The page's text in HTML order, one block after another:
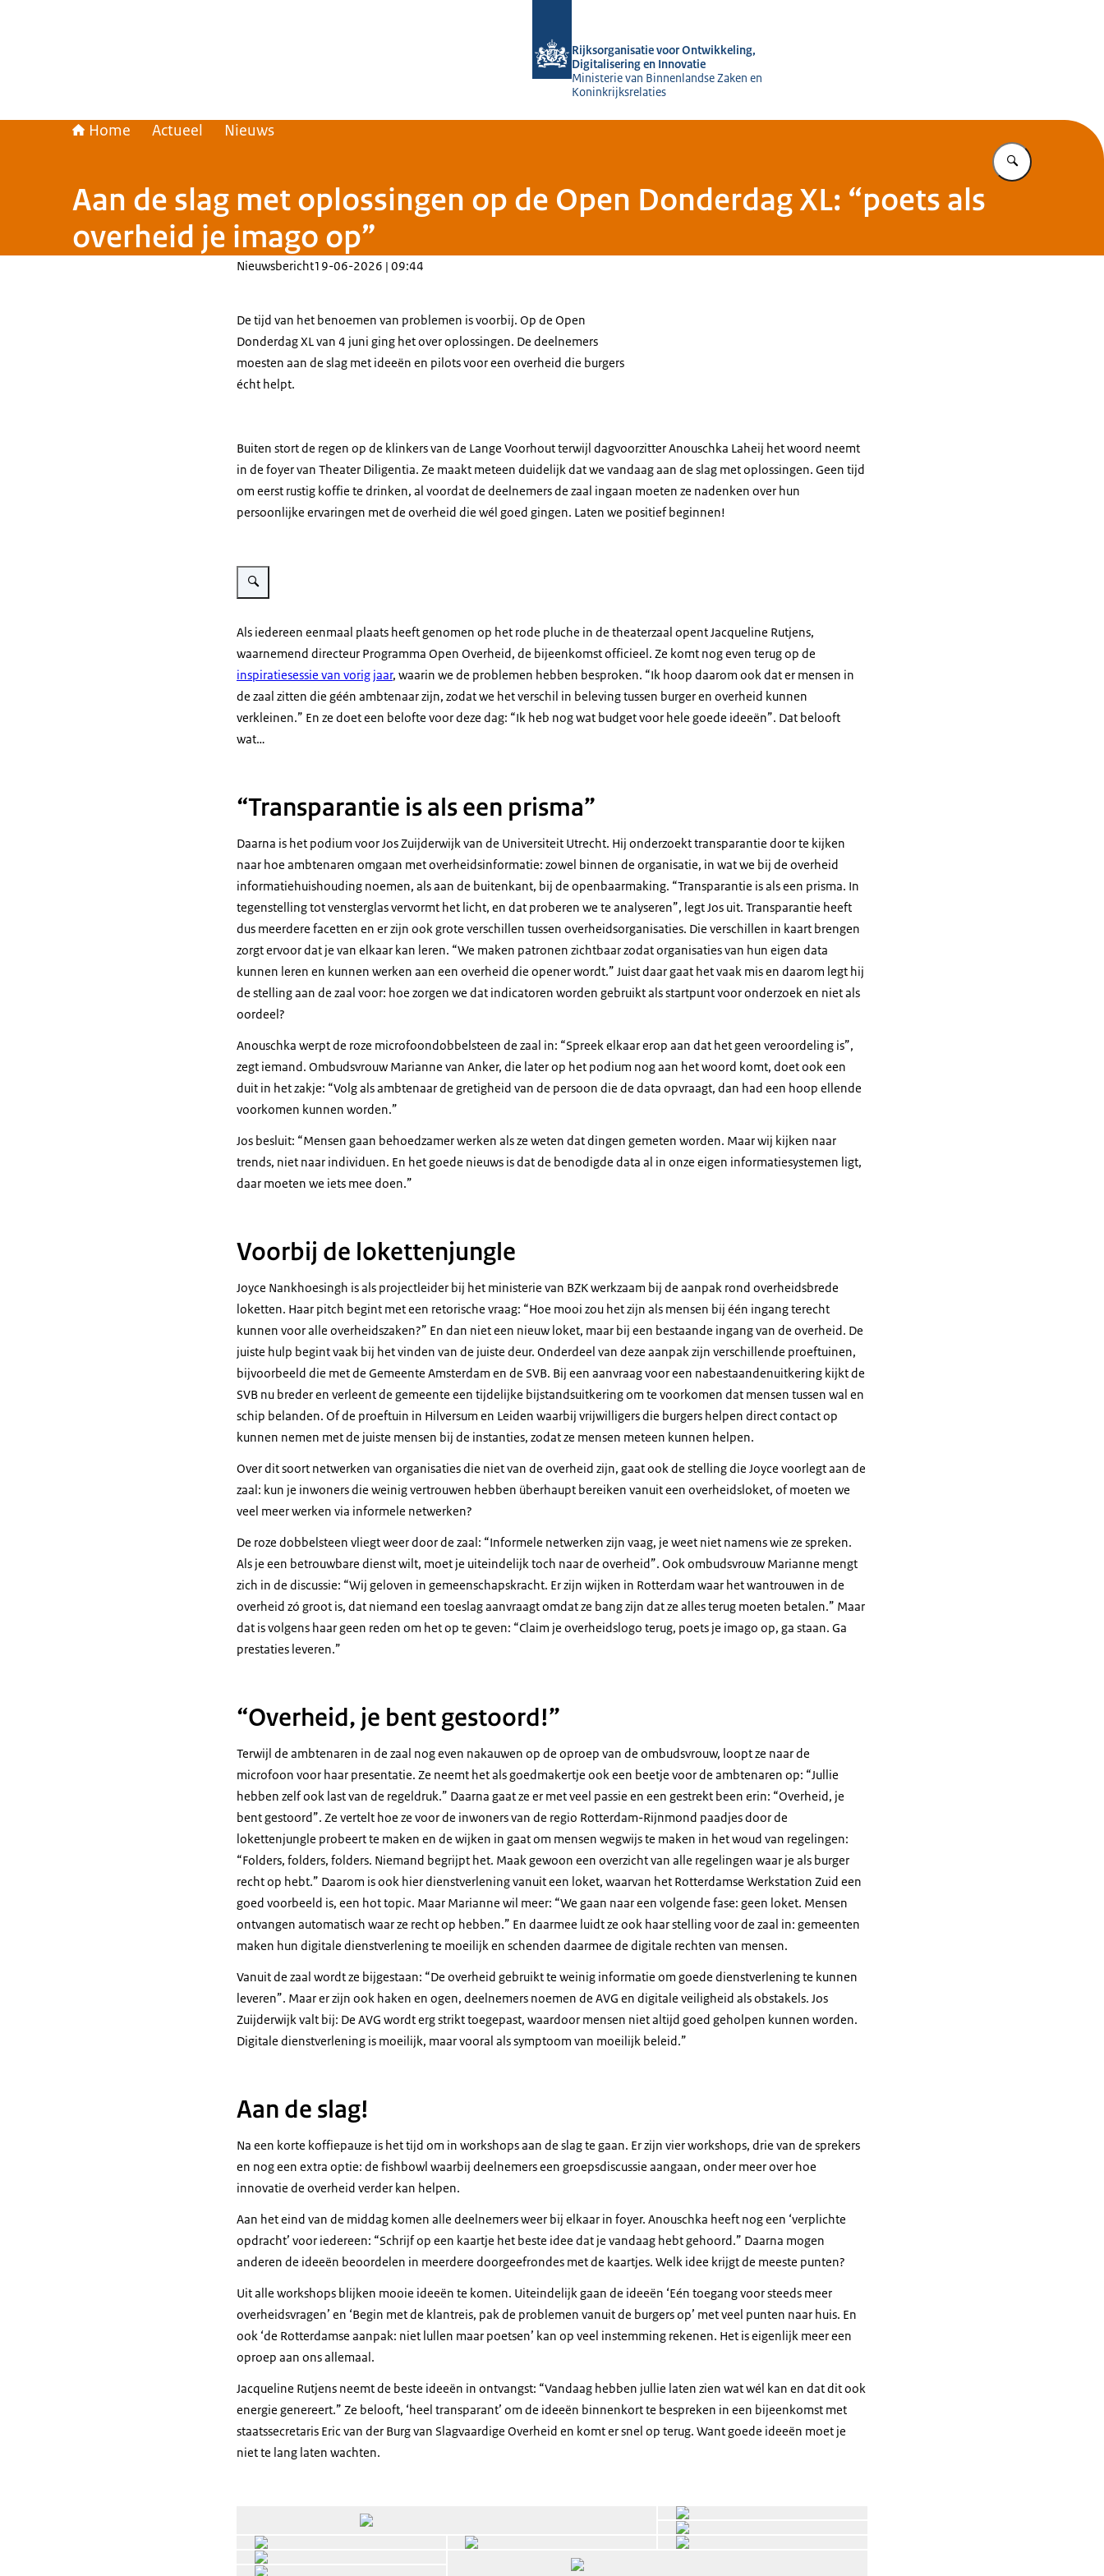
Rijksorganisatie voor Ontwikkeling,
Digitalisering en Innovatie
Ministerie van Binnenlandse Zaken en
Koninkrijksrelaties
Home Actueel Nieuws
Vul in wat u
Aan de slag met oplossingen op de Open Donderdag XL: “poets als
overheid je imago op”
Nieuwsbericht19-06-2026 | 09:44
De tijd van het benoemen van problemen is voorbij. Op de Open
Donderdag XL van 4 juni ging het over oplossingen. De deelnemers
moesten aan de slag met ideeën en pilots voor een overheid die burgers
écht helpt.
Buiten stort de regen op de klinkers van de Lange Voorhout terwijl dagvoorzitter Anouschka Laheij het woord neemt
in de foyer van Theater Diligentia. Ze maakt meteen duidelijk dat we vandaag aan de slag met oplossingen. Geen tijd
om eerst rustig koffie te drinken, al voordat de deelnemers de zaal ingaan moeten ze nadenken over hun
persoonlijke ervaringen met de overheid die wél goed gingen. Laten we positief beginnen!
Vergroot afbeelding Sfeerfoto van de Open donderdag
Als iedereen eenmaal plaats heeft genomen op het rode pluche in de theaterzaal opent Jacqueline Rutjens,
waarnemend directeur Programma Open Overheid, de bijeenkomst officieel. Ze komt nog even terug op de
inspiratiesessie van vorig jaar, waarin we de problemen hebben besproken. “Ik hoop daarom ook dat er mensen in
de zaal zitten die géén ambtenaar zijn, zodat we het verschil in beleving tussen burger en overheid kunnen
verkleinen.” En ze doet een belofte voor deze dag: “Ik heb nog wat budget voor hele goede ideeën”. Dat belooft
wat…
“Transparantie is als een prisma”
Daarna is het podium voor Jos Zuijderwijk van de Universiteit Utrecht. Hij onderzoekt transparantie door te kijken
naar hoe ambtenaren omgaan met overheidsinformatie: zowel binnen de organisatie, in wat we bij de overheid
informatiehuishouding noemen, als aan de buitenkant, bij de openbaarmaking. “Transparantie is als een prisma. In
tegenstelling tot vensterglas vervormt het licht, en dat proberen we te analyseren”, legt Jos uit. Transparantie heeft
dus meerdere facetten en er zijn ook grote verschillen tussen overheidsorganisaties. Die verschillen in kaart brengen
zorgt ervoor dat je van elkaar kan leren. “We maken patronen zichtbaar zodat organisaties van hun eigen data
kunnen leren en kunnen werken aan een overheid die opener wordt.” Juist daar gaat het vaak mis en daarom legt hij
de stelling aan de zaal voor: hoe zorgen we dat indicatoren worden gebruikt als startpunt voor onderzoek en niet als
oordeel?
Anouschka werpt de roze microfoondobbelsteen de zaal in: “Spreek elkaar erop aan dat het geen veroordeling is”,
zegt iemand. Ombudsvrouw Marianne van Anker, die later op het podium nog aan het woord komt, doet ook een
duit in het zakje: “Volg als ambtenaar de gretigheid van de persoon die de data opvraagt, dan had een hoop ellende
voorkomen kunnen worden.”
Jos besluit: “Mensen gaan behoedzamer werken als ze weten dat dingen gemeten worden. Maar wij kijken naar
trends, niet naar individuen. En het goede nieuws is dat de benodigde data al in onze eigen informatiesystemen ligt,
daar moeten we iets mee doen.”
Voorbij de lokettenjungle
Joyce Nankhoesingh is als projectleider bij het ministerie van BZK werkzaam bij de aanpak rond overheidsbrede
loketten. Haar pitch begint met een retorische vraag: “Hoe mooi zou het zijn als mensen bij één ingang terecht
kunnen voor alle overheidszaken?” En dan niet een nieuw loket, maar bij een bestaande ingang van de overheid. De
juiste hulp begint vaak bij het vinden van de juiste deur. Onderdeel van deze aanpak zijn verschillende proeftuinen,
bijvoorbeeld die met de Gemeente Amsterdam en de SVB. Bij een aanvraag voor een nabestaandenuitkering kijkt de
SVB nu breder en verleent de gemeente een tijdelijke bijstandsuitkering om te voorkomen dat mensen tussen wal en
schip belanden. Of de proeftuin in Hilversum en Leiden waarbij vrijwilligers die burgers helpen direct contact op
kunnen nemen met de juiste mensen bij de instanties, zodat ze mensen meteen kunnen helpen.
Over dit soort netwerken van organisaties die niet van de overheid zijn, gaat ook de stelling die Joyce voorlegt aan de
zaal: kun je inwoners die weinig vertrouwen hebben überhaupt bereiken vanuit een overheidsloket, of moeten we
veel meer werken via informele netwerken?
De roze dobbelsteen vliegt weer door de zaal: “Informele netwerken zijn vaag, je weet niet namens wie ze spreken.
Als je een betrouwbare dienst wilt, moet je uiteindelijk toch naar de overheid”. Ook ombudsvrouw Marianne mengt
zich in de discussie: “Wij geloven in gemeenschapskracht. Er zijn wijken in Rotterdam waar het wantrouwen in de
overheid zó groot is, dat niemand een toeslag aanvraagt omdat ze bang zijn dat ze alles terug moeten betalen.” Maar
dat is volgens haar geen reden om het op te geven: “Claim je overheidslogo terug, poets je imago op, ga staan. Ga
prestaties leveren.”
“Overheid, je bent gestoord!”
Terwijl de ambtenaren in de zaal nog even nakauwen op de oproep van de ombudsvrouw, loopt ze naar de
microfoon voor haar presentatie. Ze neemt het als goedmakertje ook een beetje voor de ambtenaren op: “Jullie
hebben zelf ook last van de regeldruk.” Daarna gaat ze er met veel passie en een gestrekt been erin: “Overheid, je
bent gestoord”. Ze vertelt hoe ze voor de inwoners van de regio Rotterdam-Rijnmond paadjes door de
lokettenjungle probeert te maken en de wijken in gaat om mensen wegwijs te maken in het woud van regelingen:
“Folders, folders, folders. Niemand begrijpt het. Maak gewoon een overzicht van alle regelingen waar je als burger
recht op hebt.” Daarom is ook hier dienstverlening vanuit een loket, waarvan het Rotterdamse Werkstation Zuid een
goed voorbeeld is, een hot topic. Maar Marianne wil meer: “We gaan naar een volgende fase: geen loket. Mensen
ontvangen automatisch waar ze recht op hebben.” En daarmee luidt ze ook haar stelling voor de zaal in: gemeenten
maken hun digitale dienstverlening te moeilijk en schenden daarmee de digitale rechten van mensen.
Vanuit de zaal wordt ze bijgestaan: “De overheid gebruikt te weinig informatie om goede dienstverlening te kunnen
leveren”. Maar er zijn ook haken en ogen, deelnemers noemen de AVG en digitale veiligheid als obstakels. Jos
Zuijderwijk valt bij: De AVG wordt erg strikt toegepast, waardoor mensen niet altijd goed geholpen kunnen worden.
Digitale dienstverlening is moeilijk, maar vooral als symptoom van moeilijk beleid.”
Aan de slag!
Na een korte koffiepauze is het tijd om in workshops aan de slag te gaan. Er zijn vier workshops, drie van de sprekers
en nog een extra optie: de fishbowl waarbij deelnemers een groepsdiscussie aangaan, onder meer over hoe
innovatie de overheid verder kan helpen.
Aan het eind van de middag komen alle deelnemers weer bij elkaar in foyer. Anouschka heeft nog een ‘verplichte
opdracht’ voor iedereen: “Schrijf op een kaartje het beste idee dat je vandaag hebt gehoord.” Daarna mogen
anderen de ideeën beoordelen in meerdere doorgeefrondes met de kaartjes. Welk idee krijgt de meeste punten?
Uit alle workshops blijken mooie ideeën te komen. Uiteindelijk gaan de ideeën ‘Eén toegang voor steeds meer
overheidsvragen’ en ‘Begin met de klantreis, pak de problemen vanuit de burgers op’ met veel punten naar huis. En
ook ‘de Rotterdamse aanpak: niet lullen maar poetsen’ kan op veel instemming rekenen. Het is eigenlijk meer een
oproep aan ons allemaal.
Jacqueline Rutjens neemt de beste ideeën in ontvangst: “Vandaag hebben jullie laten zien wat wél kan en dat dit ook
energie genereert.” Ze belooft, ‘heel transparant’ om de ideeën binnenkort te bespreken in een bijeenkomst met
staatssecretaris Eric van der Burg van Slagvaardige Overheid en komt er snel op terug. Want goede ideeën moet je
niet te lang laten wachten.
Open de galerij in vergrote weergave
Open de galerij in vergrote weergave
Open de galerij in vergrote weergave
Open de galerij in vergrote weergave
Open de galerij in vergrote weergave